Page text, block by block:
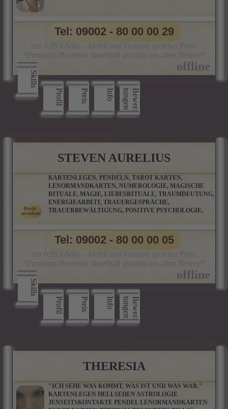
Skills
Profil
Preis Info B
e
w
e
r
­
t
u
n
g
e
n
Tel: 09002 - 80 00 00 29
STEVEN AURELIUS
KARTENLEGEN, PENDELN, TAROT KARTEN,
LENORMANDKARTEN, NUMEROLOGIE, MAGISCHE
RITUALE, MAGIE, LIEBESRITUALE, TRAUMDEUTUNG,
ENERGIEARBEIT, TRAUERGESPRÄCHE,
TRAUERBEWÄLTIGUNG, POSITIVE PSYCHOLOGIE,
Skills
Profil
Preis Info B
e
w
e
r
­
t
u
n
g
e
n
Tel: 09002 - 80 00 00 05
THERESIA
"ICH SEHE WAS KOMMT, WAS IST UND WAS WAR."
KARTENLEGEN HELLSEHEN ASTROLOGIE
JENSEITSKONTAKTE PENDEL LENORMANDKARTEN